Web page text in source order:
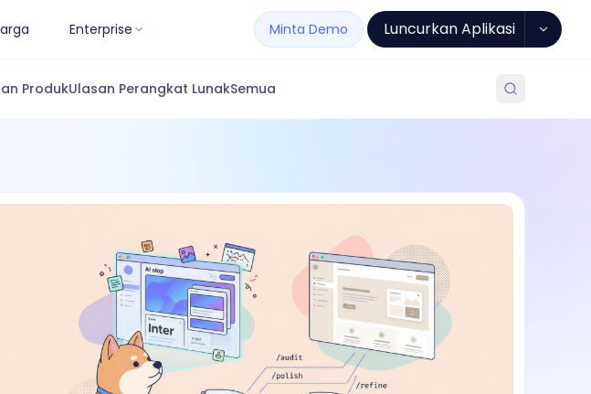
Enterprise Minta Demo Luncurkan Aplikasi
ProdukUlasan Perangkat LunakSemua